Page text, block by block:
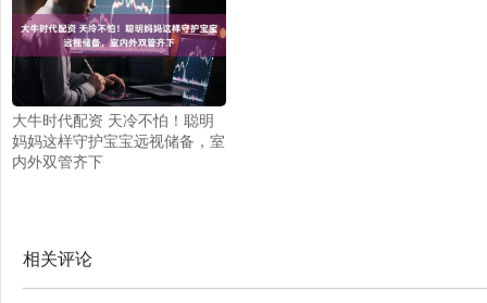
大牛时代配资 天冷不怕！聪明
妈妈这样守护宝宝远视储备，室
内外双管齐下
相关评论